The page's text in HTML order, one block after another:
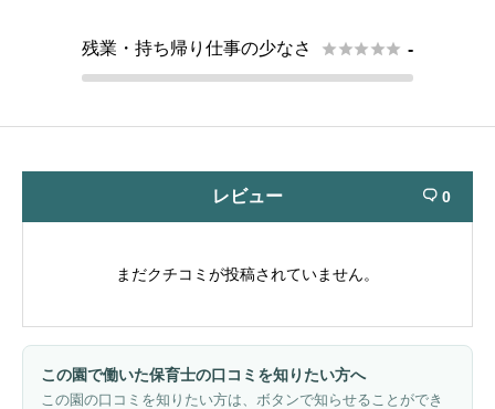
残業・持ち帰り仕事の少なさ  -
レビュー  0
まだクチコミが投稿されていません。
この園で働いた保育士の口コミを知りたい方へ
この園の口コミを知りたい方は、ボタンで知らせることができ